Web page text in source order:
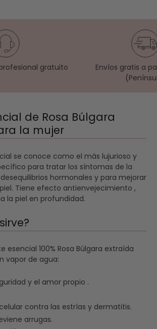
gratuito
Envíos gratis a
de Rosa Búlgara
la mujer
se conoce como el más lujurioso y
para tratar los síntomas de la
hormonales y para mejorar
Tiene efecto antienvejecimiento ,
la piel en profundidad.
esencial 100% Rosa Búlgara extraída
vapor de agua:
y el amor propio .
contra las estrías y dermatitis.
arrugas.